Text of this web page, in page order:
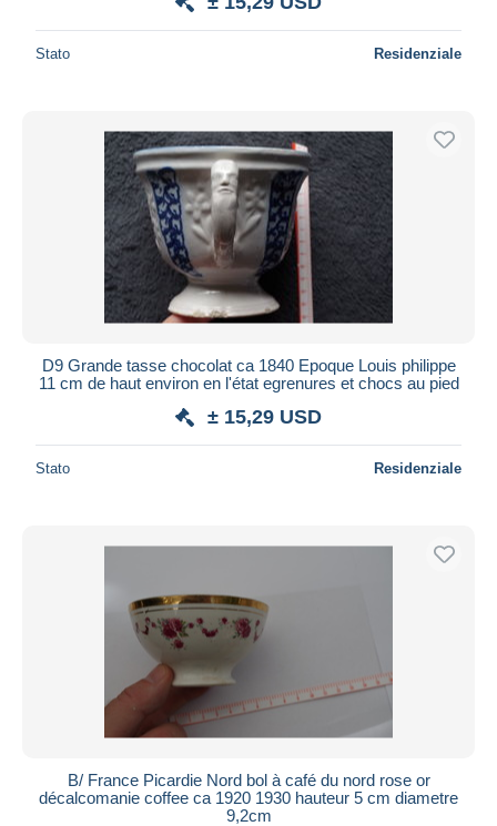
Stato Residenziale
D9 Grande tasse chocolat ca 1840 Epoque Louis philippe
11 cm de haut environ en l'état egrenures et chocs au pied
± 15,29 USD
Stato Residenziale
B/ France Picardie Nord bol à café du nord rose or
décalcomanie coffee ca 1920 1930 hauteur 5 cm diametre
9,2cm